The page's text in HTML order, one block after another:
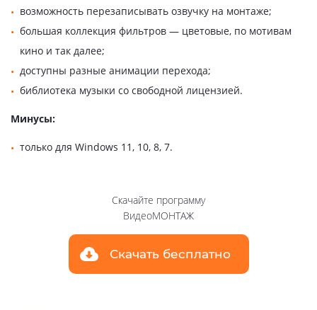
возможность перезаписывать озвучку на монтаже;
большая коллекция фильтров — цветовые, по мотивам
кино и так далее;
доступны разные анимации перехода;
библиотека музыки со свободной лицензией.
Минусы:
только для Windows 11, 10, 8, 7.
Скачайте программу
ВидеоМОНТАЖ
Скачать бесплатно